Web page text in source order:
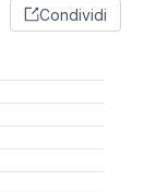
Condividi